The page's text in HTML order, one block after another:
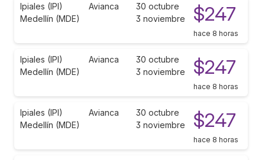
Ipiales (IPI)
Medellín (MDE)
Avianca
30 octubre
3 noviembre
$247
hace 8 horas
Ipiales (IPI)
Medellín (MDE)
Avianca
30 octubre
3 noviembre
$247
hace 8 horas
Ipiales (IPI)
Medellín (MDE)
Avianca
30 octubre
3 noviembre
$247
hace 8 horas